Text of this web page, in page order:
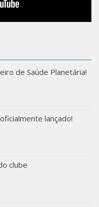
de Saúde Planetária!
lançado!
clube